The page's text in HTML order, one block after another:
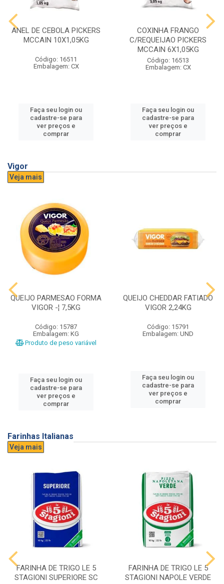
ANEL DE CEBOLA PICKERS
MCCAIN 10X1,05KG
Código: 16511
Embalagem: CX
Faça seu login ou
cadastre-se para
ver preços e
comprar
COXINHA FRANGO
C/REQUEIJAO PICKERS
MCCAIN 6X1,05KG
Código: 16513
Embalagem: CX
Faça seu login ou
cadastre-se para
ver preços e
comprar
Vigor
Veja mais
QUEIJO PARMESAO FORMA
VIGOR -¦ 7,5KG
Código: 15787
Embalagem: KG
Produto de peso variável
Faça seu login ou
cadastre-se para
ver preços e
comprar
QUEIJO CHEDDAR FATIADO
VIGOR 2,24KG
Código: 15791
Embalagem: UND
Faça seu login ou
cadastre-se para
ver preços e
comprar
Farinhas Italianas
Veja mais
FARINHA DE TRIGO LE 5
STAGIONI SUPERIORE SC
FARINHA DE TRIGO LE 5
STAGIONI NAPOLE VERDE